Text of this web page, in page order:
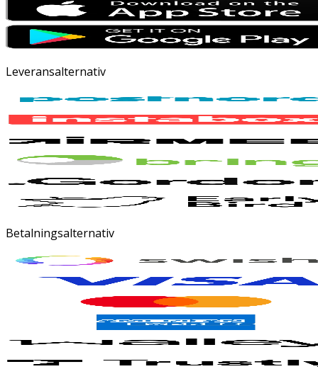
Leveransalternativ
Betalningsalternativ